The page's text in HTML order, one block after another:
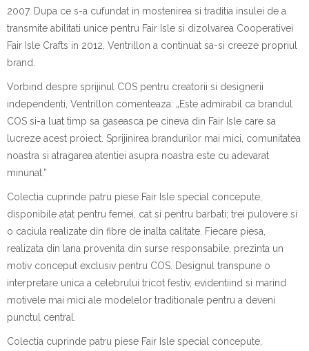
2007. Dupa ce s-a cufundat in mostenirea si traditia insulei de a
transmite abilitati unice pentru Fair Isle si dizolvarea Cooperativei
Fair Isle Crafts in 2012, Ventrillon a continuat sa-si creeze propriul
brand.
Vorbind despre sprijinul COS pentru creatorii si designerii
independenti, Ventrillon comenteaza: „Este admirabil ca brandul
COS si-a luat timp sa gaseasca pe cineva din Fair Isle care sa
lucreze acest proiect. Sprijinirea brandurilor mai mici, comunitatea
noastra si atragarea atentiei asupra noastra este cu adevarat
minunat.”
Colectia cuprinde patru piese Fair Isle special concepute,
disponibile atat pentru femei, cat si pentru barbati; trei pulovere si
o caciula realizate din fibre de inalta calitate. Fiecare piesa,
realizata din lana provenita din surse responsabile, prezinta un
motiv conceput exclusiv pentru COS. Designul transpune o
interpretare unica a celebrului tricot festiv, evidentiind si marind
motivele mai mici ale modelelor traditionale pentru a deveni
punctul central.
Colectia cuprinde patru piese Fair Isle special concepute,